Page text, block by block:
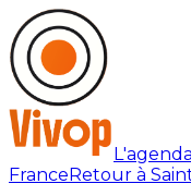
FranceRetour à